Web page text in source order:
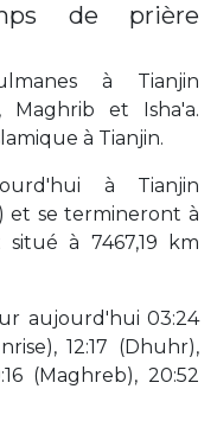
de prière
à Tianjin
Maghrib et Isha'a.
à Tianjin.
à Tianjin
et se termineront à
situé à 7467,19 km
aujourd'hui 03:24
12:17 (Dhuhr),
(Maghreb), 20:52